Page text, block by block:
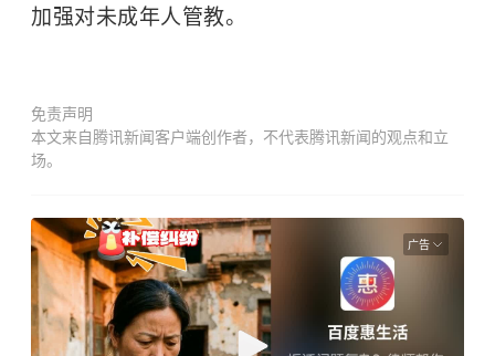
加强对未成年人管教。
免责声明
本文来自腾讯新闻客户端创作者，不代表腾讯新闻的观点和立
场。
广告